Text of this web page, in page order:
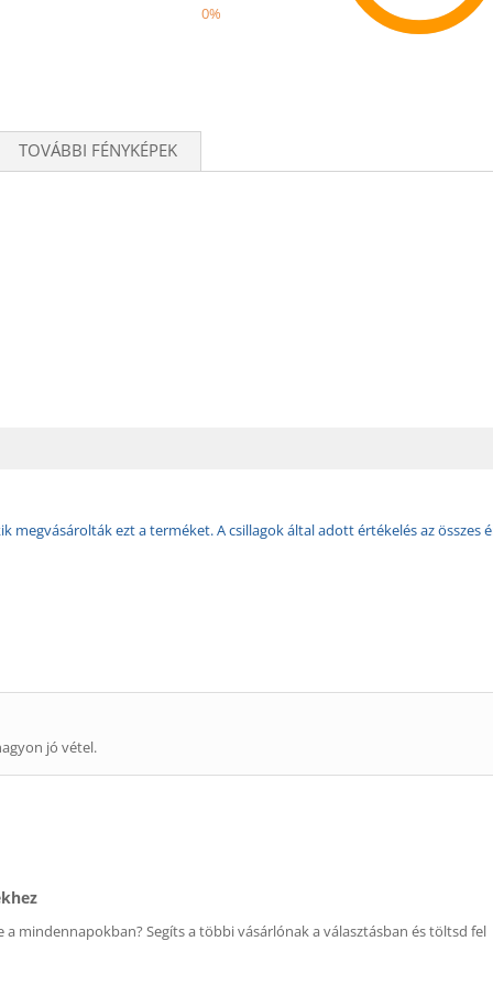
0%
TOVÁBBI FÉNYKÉPEK
megvásárolták ezt a terméket. A csillagok által adott értékelés az összes
jó vétel.
mindennapokban? Segíts a többi vásárlónak a választásban és töltsd fel